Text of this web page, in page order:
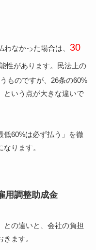
なかった場合は、 30
性があります。民法上の
ものですが、26条の60%
という点が大きな違いで
低60%は必ず払う」を徹
ります。
用調整助成金
との違いと、会社の負担
ます。